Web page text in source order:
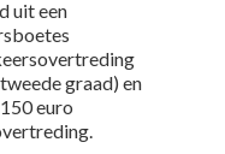
uit een
graad) en
euro